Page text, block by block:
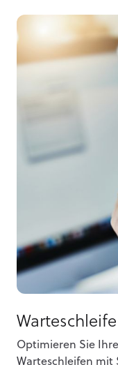
Warteschleife
Optimieren Sie
Warteschleifen mit